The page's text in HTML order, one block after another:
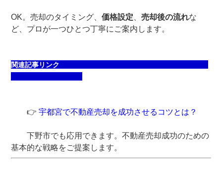
OK。売却のタイミング、価格設定 、売却後の流れな
ど、プロが一つひとつ丁寧にご案内します。
関連記事リンク
👉宇都宮で不動産売却を成功させるコツとは？
下野市でも応用できます。不動産売却成功のための
基本的な戦略をご提案します。